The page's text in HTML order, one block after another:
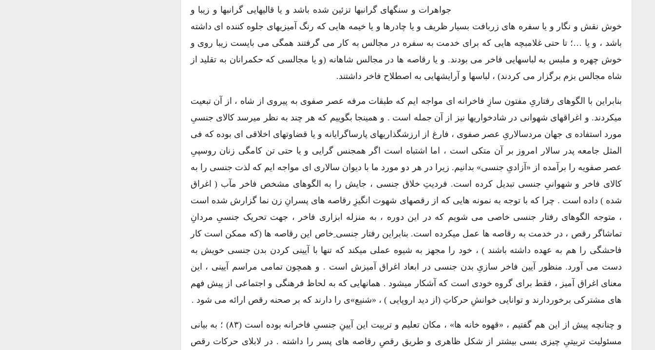
جواهرات و سنگهای گرانبها تزئین شده باشد و یا قالیهایی گرانبها و زیبا و
خوش نقش و نگار و یا سفره های زربافت بسیار ظریف و یا چادرها و یا خیمه هایی که رنگ آمیزیهای جلوه کننده ای داشته
باشد ، و یا …؛ تا حتی غلامبچه هایی که برای خدمت به سفره در مجالس به کار می گرفتند همگی می بایست زیبا روی و
خوش چهره و ملبس به لباسهایی فاخر می بودند. و یا رقاصه ها در مجالس شاهانه (و یا مجالسی که حکمرانان به تقلید از
شاه مجالس بزم برگزار می کردند) ، لباسها و آرایشهایی به اصطلاح فاخر داشتند.
بنابراین با الگوهای رفتاریِ مفتون سازِ فاخرانه ای مواجه ایم که طبقات مرفه عصر صفوی به پیروی از شاه ، از آن تبعیت
میکردند. و اغراقهای شهوانی در شادخواریها نیز از آن جمله است . و همینجا بگوییم که هر چند به نظر میرسد کالای جنسیِ
مورد استفاده ی جهان مردسالاریِ عصر صفوی ، فارغ از ارزشگذاریهای پارساگرایانه و یا قضاوتهای اخلاقی ای بوده که فی
المثل جامعه پدر سالار امروز بر آن متکی است ، اما اشتباه است اگر همجنس گرایی و یا حتی تن کامگی زنان روسپیِ
عصر صفویه را برآمده از «آزادیِ جنسی» بدانیم. زیرا در هر دو مورد ما با دیوان سالاری ای مواجه ایم که لذت جنسی را به
کالای فاخر و شهوانیِ جنسی تبدیل کرده است. فردیتِ خلاق جنسی ، جایش را به الگوهای مشخص فاخر مآب ( اغراق
شده ) داده است . چرا که با توجه به نمونه هایی که از رقصهای شهوت انگیزِ رقاصه های پسرانِ زن نما گزارش شده است
، متوجه الگوهای رفتار جنسی خاصی می شویم که در این دوره ، به منزله ابزاری فاخر ، جهت تحریک جنسیِ مردانِ
تماشاگر رقص ، در خدمت به رقاصه ها عمل میکرده است. بنابراین رفتار جنسی ِخاص این رقاصه ها (که ممکن است کار
فاحشگی را هم به عهده داشته باشند ) ، خود را مجهز به شیوه عملی میکند که تنها با آیینی کردن بدن جنسی خویش به
دست می آورد. منظور آیین فاخر سازیِ بدن جنسی در ابعاد اغراق آمیزش است . و همچون تمامی مراسم آیینی ، این
معنای اغراق آمیز ، فقط برای گروه خودی است که آشکار میشود . همانهایی که به لحاظ فرهنگی و اجتماعی از پیش فهم
های مشترکی برخوردارند و توانایی خوانشِ حرکاتِ (از دید اروپایی ) ، «شنیع»ی را دارند که بر صحنه رقص ارائه می شود .
و چنانچه پیش از این هم گفتیم ، «قهوه خانه ها» ، مکان تعلیم و تربیت این آیینِ جنسیِ فاخرانه بوده است (۸۳) ؛ به بیانی
مسئولیت تربیتیِ چیزی بسی بیشتر از شکل ظاهری و طریق رقصِ رقاصه های پسر را داشته . در لابلای حرکات رقص